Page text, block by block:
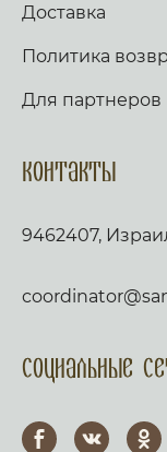
Доставка
Политика
Для партнеров
Контакты
9462407,
Социальные